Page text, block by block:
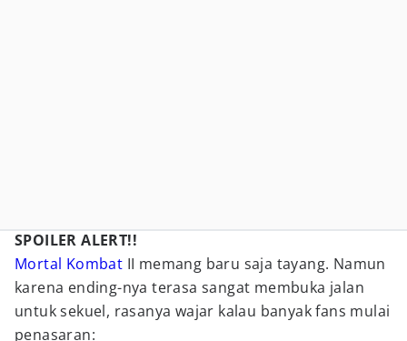
SPOILER ALERT!!
Mortal Kombat II memang baru saja tayang. Namun
karena ending-nya terasa sangat membuka jalan
untuk sekuel, rasanya wajar kalau banyak fans mulai
penasaran: